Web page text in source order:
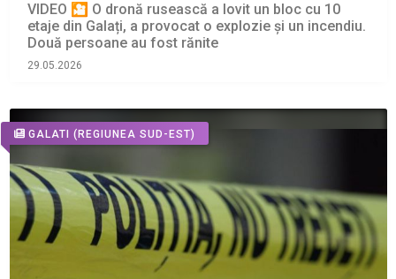
VIDEO 🎦 O dronă rusească a lovit un bloc cu 10
etaje din Galați, a provocat o explozie și un incendiu.
Două persoane au fost rănite
29.05.2026
GALATI (REGIUNEA SUD-EST)